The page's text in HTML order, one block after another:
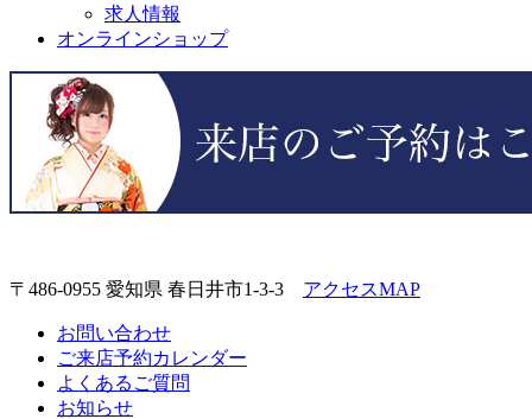
求人情報
オンラインショップ
〒486-0955 愛知県 春日井市1-3-3 アクセスMAP
お問い合わせ
ご来店予約カレンダー
よくあるご質問
お知らせ